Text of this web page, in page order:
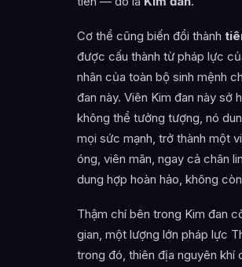
Cơ thể cũng biến đổi thành
được cấu thành từ pháp lực
nhân của toàn bộ sinh mệnh
đan này. Viên Kim đan này sở
không thể tưởng tượng, nó
mọi sức mạnh, trở thành một
óng, viên mãn, ngay cả chân
dung hợp hoàn hảo, không
Thậm chí bên trong Kim đan
gian, một lượng lớn pháp lực
trong đó, thiên địa nguyên khí